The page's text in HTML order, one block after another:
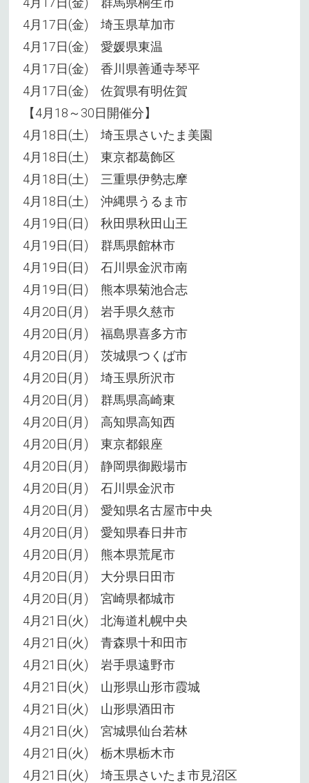
4月17日(金) 埼玉県草加市
4月17日(金) 愛媛県東温
4月17日(金) 香川県善通寺琴平
4月17日(金) 佐賀県有明佐賀
【4月18～30日開催分】
4月18日(土) 埼玉県さいたま美園
4月18日(土) 東京都葛飾区
4月18日(土) 三重県伊勢志摩
4月18日(土) 沖縄県うるま市
4月19日(日) 秋田県秋田山王
4月19日(日) 群馬県館林市
4月19日(日) 石川県金沢市南
4月19日(日) 熊本県菊池合志
4月20日(月) 岩手県久慈市
4月20日(月) 福島県喜多方市
4月20日(月) 茨城県つくば市
4月20日(月) 埼玉県所沢市
4月20日(月) 群馬県高崎東
4月20日(月) 高知県高知西
4月20日(月) 東京都銀座
4月20日(月) 静岡県御殿場市
4月20日(月) 石川県金沢市
4月20日(月) 愛知県名古屋市中央
4月20日(月) 愛知県春日井市
4月20日(月) 熊本県荒尾市
4月20日(月) 大分県日田市
4月20日(月) 宮崎県都城市
4月21日(火) 北海道札幌中央
4月21日(火) 青森県十和田市
4月21日(火) 岩手県遠野市
4月21日(火) 山形県山形市霞城
4月21日(火) 山形県酒田市
4月21日(火) 宮城県仙台若林
4月21日(火) 栃木県栃木市
4月21日(火) 埼玉県さいたま市見沼区